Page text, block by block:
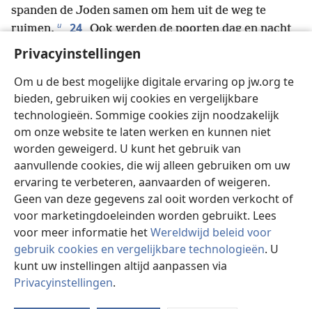
Privacyinstellingen
Om u de best mogelijke digitale ervaring op jw.org te
bieden, gebruiken wij cookies en vergelijkbare
technologieën. Sommige cookies zijn noodzakelijk
om onze website te laten werken en kunnen niet
worden geweigerd. U kunt het gebruik van
aanvullende cookies, die wij alleen gebruiken om uw
ervaring te verbeteren, aanvaarden of weigeren.
Geen van deze gegevens zal ooit worden verkocht of
voor marketingdoeleinden worden gebruikt. Lees
voor meer informatie hetWereldwijd beleid voor
gebruik cookies en vergelijkbare technologieën. U
kunt uw instellingen altijd aanpassen via
Privacyinstellingen.
spanden de Joden samen om hem uit de weg te
ruimen. u 24 Ook werden de poorten dag en nacht
scherp in de gaten gehouden om hem te kunnen
doden. Maar Saulus hoorde van hun complot.
Zijn discipelen namen hem daarom mee en lieten
hem ’s nachts door een opening in de stadsmuur in
een mand naar beneden zakken. v
26 Toen hij in Jeruzalem was aangekomen, w
probeerde hij zich bij de discipelen aan te sluiten.
Maar die waren allemaal bang voor hem omdat ze
niet geloofden dat hij een discipel was.
27 Barnabas
x kwam hem te hulp en bracht hem bij de apostelen.
Hij vertelde hun uitgebreid dat Saulus onderweg de
Heer had gezien
en dat die tegen hem had
gesproken, en dat Saulus in Damaskus vrijmoedig in
de naam van Jezus had gesproken.